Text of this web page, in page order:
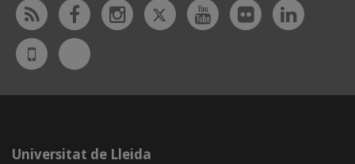
Rss FacebookInstagram
TwitterYoutubeFlickr
UdL
App
Bluesky
Universitat de Lleida